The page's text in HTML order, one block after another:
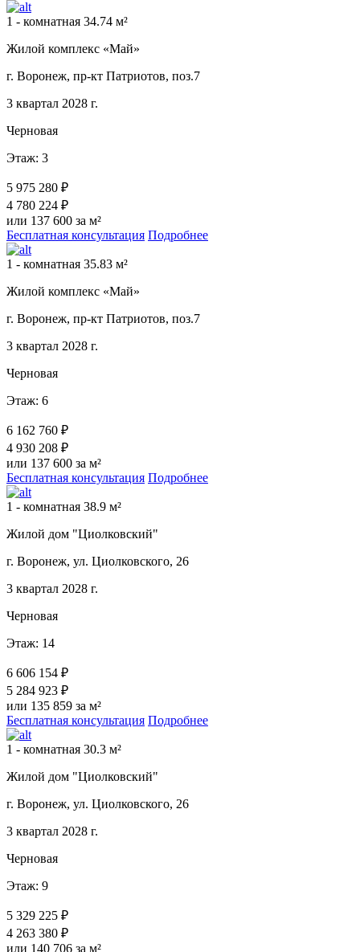
1 - комнатная 34.74 м²
Жилой комплекс «Май»
г. Воронеж, пр-кт Патриотов, поз.7
3 квартал 2028 г.
Черновая
Этаж: 3
5 975 280 ₽
4 780 224 ₽
или 137 600 за м²
Бесплатная консультация Подробнее
1 - комнатная 35.83 м²
Жилой комплекс «Май»
г. Воронеж, пр-кт Патриотов, поз.7
3 квартал 2028 г.
Черновая
Этаж: 6
6 162 760 ₽
4 930 208 ₽
или 137 600 за м²
Бесплатная консультация Подробнее
1 - комнатная 38.9 м²
Жилой дом "Циолковский"
г. Воронеж, ул. Циолковского, 26
3 квартал 2028 г.
Черновая
Этаж: 14
6 606 154 ₽
5 284 923 ₽
или 135 859 за м²
Бесплатная консультация Подробнее
1 - комнатная 30.3 м²
Жилой дом "Циолковский"
г. Воронеж, ул. Циолковского, 26
3 квартал 2028 г.
Черновая
Этаж: 9
5 329 225 ₽
4 263 380 ₽
или 140 706 за м²